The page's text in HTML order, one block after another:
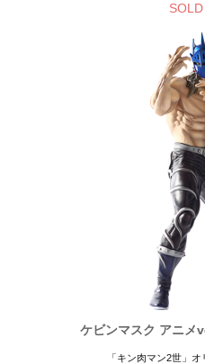
ケビンマスク アニメ
「キン肉マン2世」